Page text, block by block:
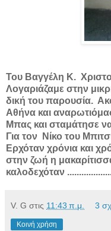
Του Βαγγέλη Κ.
Λογαριάζαμε στην
δική του παρουσία.
Αθήνα και
Μπας και σταμάτησε
Για τον
Νίκο του
Ερχόταν χρόνια και
στην ζωή η
καλοδεχόταν
V. G στις 11:43 π.μ. 3
Κοινή χρήση